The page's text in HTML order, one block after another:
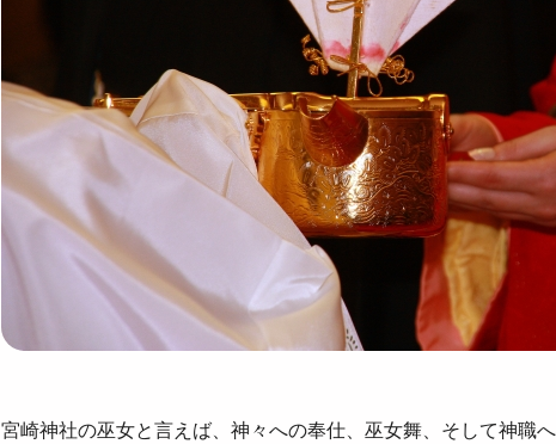
宮崎神社の巫女と言えば、神々への奉仕、巫女舞、そして神職